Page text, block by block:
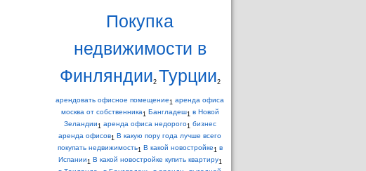
Покупка
недвижимости в
Финляндии2 Турции2
арендовать офисное помещение1 аренда офиса
москва от собственника1 Бангладеш1 в Новой
Зеландии1 аренда офиса недорого1 бизнес
аренда офисов1 В какую пору года лучше всего
покупать недвижимость1 В какой новостройке1 в
Испании1 В какой новостройке купить квартиру1